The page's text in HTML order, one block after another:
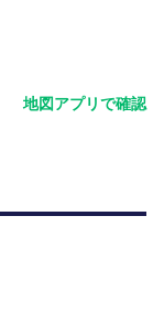
に整える。
間。
フェーズ。
地図アプリで確認